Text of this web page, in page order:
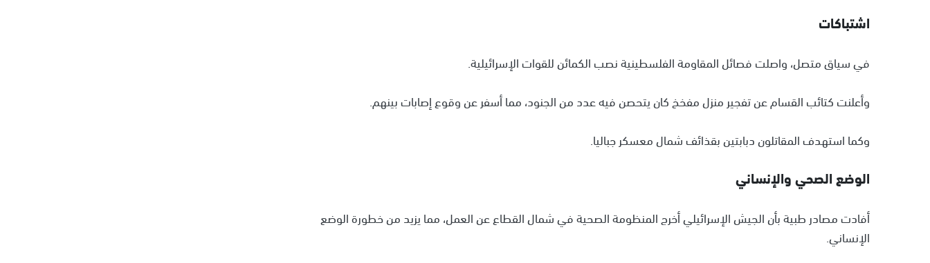
اشتباكات
في سياق متصل، واصلت فصائل المقاومة الفلسطينية نصب الكمائن للقوات الإسرائيلية.
وأعلنت كتائب القسام عن تفجير منزل مفخخ كان يتحصن فيه عدد من الجنود، مما أسفر عن وقوع إصابات بينهم.
وكما استهدف المقاتلون دبابتين بقذائف شمال معسكر جباليا.
الوضع الصحي والإنساني
أفادت مصادر طبية بأن الجيش الإسرائيلي أخرج المنظومة الصحية في شمال القطاع عن العمل، مما يزيد من خطورة الوضع
الإنساني.